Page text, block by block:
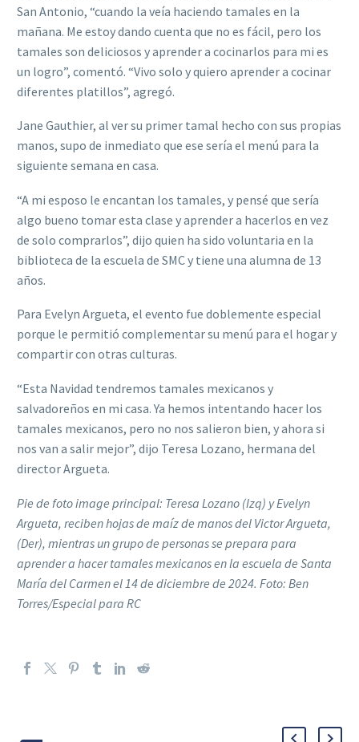
San Antonio, “cuando la veía haciendo tamales en la
mañana. Me estoy dando cuenta que no es fácil, pero los
tamales son deliciosos y aprender a cocinarlos para mi es
un logro”, comentó. “Vivo solo y quiero aprender a cocinar
diferentes platillos”, agregó.
Jane Gauthier, al ver su primer tamal hecho con sus propias
manos, supo de inmediato que ese sería el menú para la
siguiente semana en casa.
“A mi esposo le encantan los tamales, y pensé que sería
algo bueno tomar esta clase y aprender a hacerlos en vez
de solo comprarlos”, dijo quien ha sido voluntaria en la
biblioteca de la escuela de SMC y tiene una alumna de 13
años.
Para Evelyn Argueta, el evento fue doblemente especial
porque le permitió complementar su menú para el hogar y
compartir con otras culturas.
“Esta Navidad tendremos tamales mexicanos y
salvadoreños en mi casa. Ya hemos intentando hacer los
tamales mexicanos, pero no nos salieron bien, y ahora si
nos van a salir mejor”, dijo Teresa Lozano, hermana del
director Argueta.
Pie de foto image principal: Teresa Lozano (Izq) y Evelyn
Argueta, reciben hojas de maíz de manos del Victor Argueta,
(Der), mientras un grupo de personas se prepara para
aprender a hacer tamales mexicanos en la escuela de Santa
María del Carmen el 14 de diciembre de 2024. Foto: Ben
Torres/Especial para RC